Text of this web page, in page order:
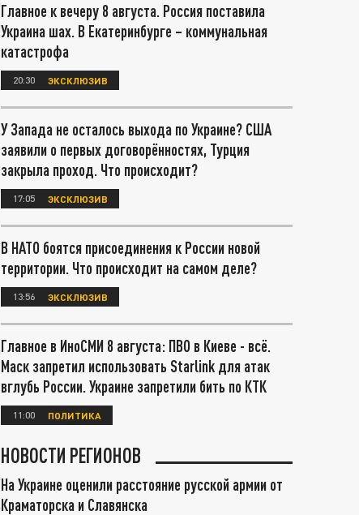
Главное к вечеру 8 августа. Россия поставила
Украина шах. В Екатеринбурге – коммунальная
катастрофа
20:30 ЭКСКЛЮЗИВ
У Запада не осталось выхода по Украине? США
заявили о первых договорённостях, Турция
закрыла проход. Что происходит?
17:05 ЭКСКЛЮЗИВ
В НАТО боятся присоединения к России новой
территории. Что происходит на самом деле?
13:56 ЭКСКЛЮЗИВ
Главное в ИноСМИ 8 августа: ПВО в Киеве - всё.
Маск запретил использовать Starlink для атак
вглубь России. Украине запретили бить по КТК
11:00 ПОЛИТИКА
НОВОСТИ РЕГИОНОВ
На Украине оценили расстояние русской армии от
Краматорска и Славянска